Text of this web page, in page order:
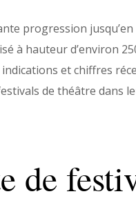
progression jusqu’en
à hauteur d’environ
et chiffres
de théâtre dans
de